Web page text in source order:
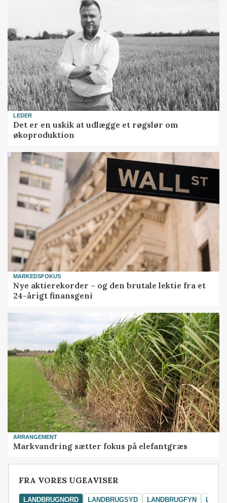
LEDER
Det er en uskik at udlægge et røgslør om
økoproduktion
MARKEDSFOKUS
Nye aktierekorder – og den brutale lektie fra et
24-årigt finansgeni
ARRANGEMENT
Markvandring sætter fokus på elefantgræs
FRA VORES UGEAVISER
LANDBRUGNORD LANDBRUGSYD LANDBRUGFYN